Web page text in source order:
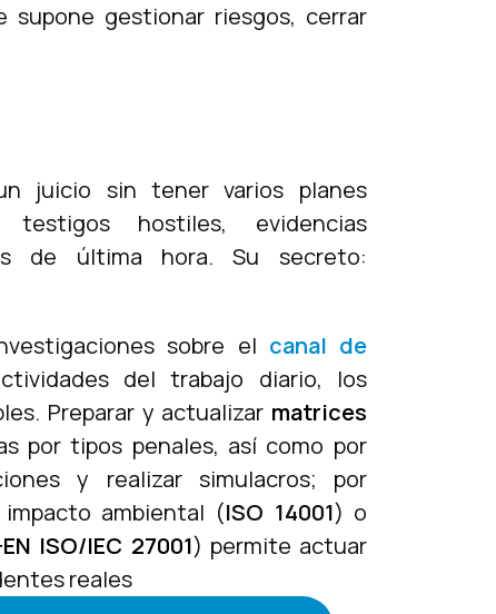
gestionar riesgos, cerrar
juicio sin tener varios planes
testigos hostiles, evidencias
de última hora. Su secreto:
sobre el canal de
del trabajo diario, los
Preparar y actualizar matrices
por tipos penales, así como por
y realizar simulacros; por
ambiental (ISO 14001) o
ISO/IEC 27001) permite actuar
reales